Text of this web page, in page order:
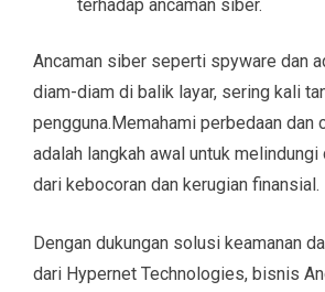
terhadap ancaman siber.
Ancaman siber seperti spyware dan
diam-diam di balik layar, sering kali
pengguna.Memahami perbedaan dan
adalah langkah awal untuk melindungi
dari kebocoran dan kerugian finansial.
Dengan dukungan solusi keamanan
dari Hypernet Technologies, bisnis